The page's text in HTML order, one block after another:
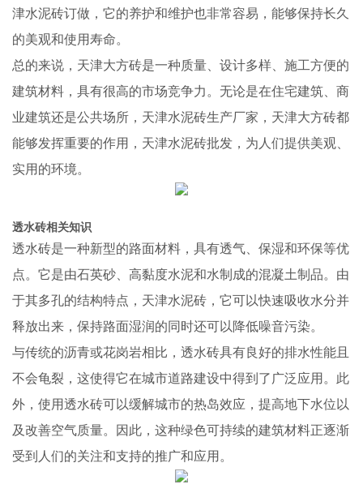
津水泥砖订做，它的养护和维护也非常容易，能够保持长久
的美观和使用寿命。
总的来说，天津大方砖是一种质量、设计多样、施工方便的
建筑材料，具有很高的市场竞争力。无论是在住宅建筑、商
业建筑还是公共场所，天津水泥砖生产厂家，天津大方砖都
能够发挥重要的作用，天津水泥砖批发，为人们提供美观、
实用的环境。
透水砖相关知识
透水砖是一种新型的路面材料，具有透气、保湿和环保等优
点。它是由石英砂、高黏度水泥和水制成的混凝土制品。由
于其多孔的结构特点，天津水泥砖，它可以快速吸收水分并
释放出来，保持路面湿润的同时还可以降低噪音污染。
与传统的沥青或花岗岩相比，透水砖具有良好的排水性能且
不会龟裂，这使得它在城市道路建设中得到了广泛应用。此
外，使用透水砖可以缓解城市的热岛效应，提高地下水位以
及改善空气质量。因此，这种绿色可持续的建筑材料正逐渐
受到人们的关注和支持的推广和应用。